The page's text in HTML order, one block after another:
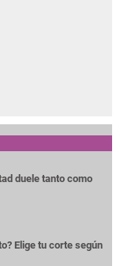
duele tanto como
Elige tu corte según